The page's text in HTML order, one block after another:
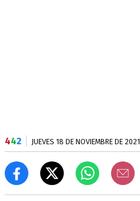
442 JUEVES 18 DE NOVIEMBRE DE 2021